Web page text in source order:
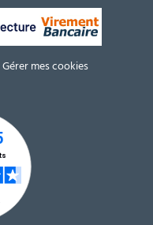
Gérer mes cookies